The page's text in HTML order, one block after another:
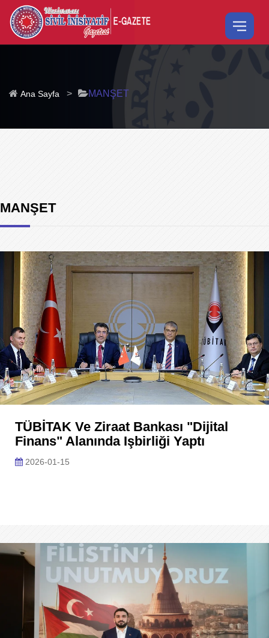
Ana Sayfa > MANŞET
MANŞET
TÜBİTAK Ve Ziraat Bankası "dijital
Finans" Alanında Işbirliği Yaptı
2026-01-15